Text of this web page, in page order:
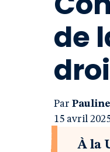
de
Par
15 avril
À la